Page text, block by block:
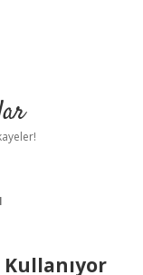
Kullanıyor